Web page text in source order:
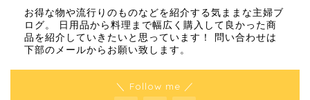
お得な物や流行りのものなどを紹介する気ままな主婦ブ
ログ。 日用品から料理まで幅広く購入して良かった商
品を紹介していきたいと思っています！ 問い合わせは
下部のメールからお願い致します。
＼ Follow me ／